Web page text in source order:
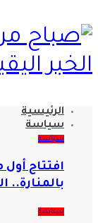
الخبر
الرئيسية
سياسة
سياسة
افتتاح
سياسة